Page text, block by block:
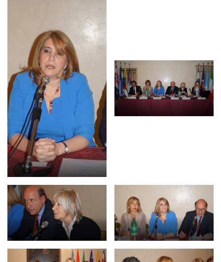
Empowerment socio- economico
Giustizia e Sicurezza
EUROsociAL
EL PAcCTO
EUROFRONT
COPOLAD III
AL-INVEST Verde
MEDIA
Foto
Video
Audio
BIBLIOTECA